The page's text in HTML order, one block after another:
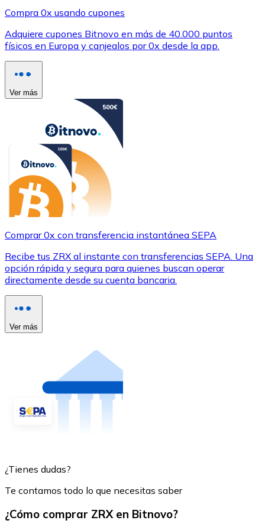
Compra 0x usando cupones
Adquiere cupones Bitnovo en más de 40.000 puntos
físicos en Europa y canjealos por 0x desde la app.
Ver más
Comprar 0x con transferencia instantánea SEPA
Recibe tus ZRX al instante con transferencias SEPA. Una
opción rápida y segura para quienes buscan operar
directamente desde su cuenta bancaria.
Ver más
¿Tienes dudas?
Te contamos todo lo que necesitas saber
¿Cómo comprar ZRX en Bitnovo?